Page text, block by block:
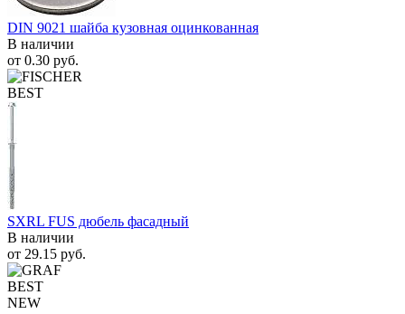
DIN 9021 шайба кузовная оцинкованная
В наличии
от 0.30 руб.
BEST
SXRL FUS дюбель фасадный
В наличии
от 29.15 руб.
BEST
NEW